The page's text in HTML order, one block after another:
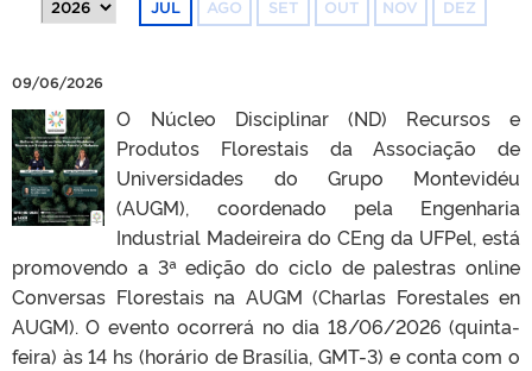
JUL AGO SET OUT NOV DEZ
09/06/2026
O Núcleo Disciplinar (ND) Recursos e
Produtos Florestais da Associação de
Universidades do Grupo Montevidéu
(AUGM), coordenado pela Engenharia
Industrial Madeireira do CEng da UFPel, está
promovendo a 3ª edição do ciclo de palestras online
Conversas Florestais na AUGM (Charlas Forestales en
AUGM). O evento ocorrerá no dia 18/06/2026 (quinta-
feira) às 14 hs (horário de Brasília, GMT-3) e conta com o